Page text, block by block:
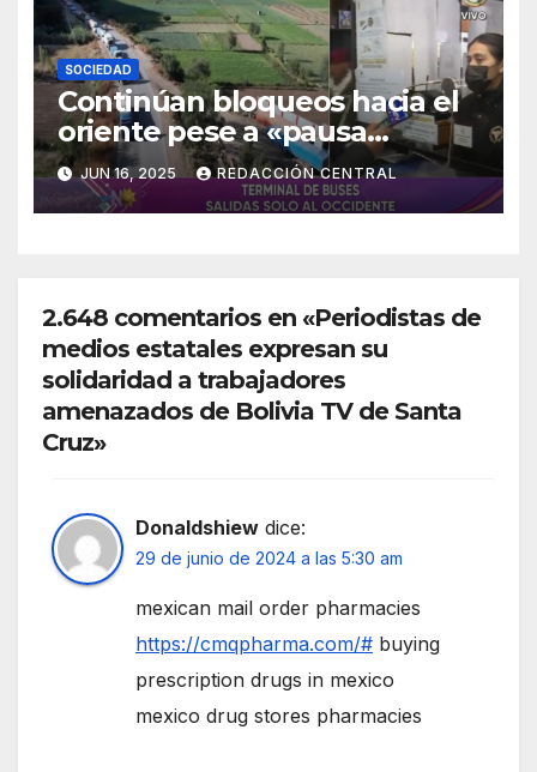
SOCIEDAD
Continúan bloqueos hacia el
oriente pese a «pausa
humanitaria»
JUN 16, 2025 REDACCIÓN CENTRAL
2.648 comentarios en «Periodistas de
medios estatales expresan su
solidaridad a trabajadores
amenazados de Bolivia TV de Santa
Cruz»
Donaldshiew dice:
29 de junio de 2024 a las 5:30 am
mexican mail order pharmacies
https://cmqpharma.com/# buying
prescription drugs in mexico
mexico drug stores pharmacies